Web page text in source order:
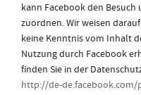
kann Facebook den
zuordnen. Wir weisen
keine Kenntnis vom Inhalt
Nutzung durch Facebook
finden Sie in der
http://de-de.facebook.com/